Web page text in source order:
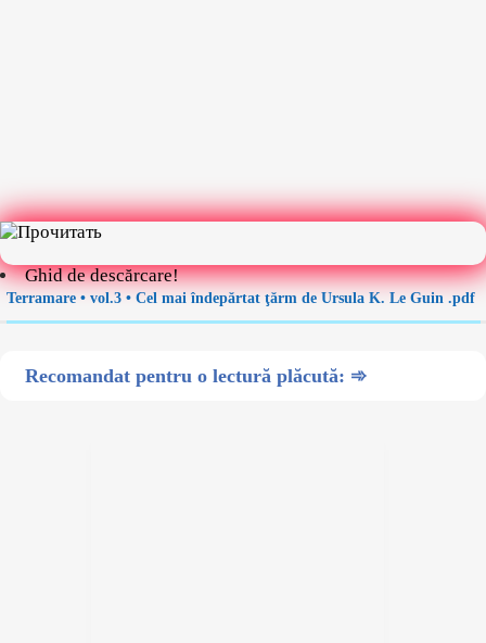
Ghid de descărcare!
Terramare • vol.3 • Cel mai îndepărtat ţărm de Ursula K. Le Guin .pdf
Recomandat pentru o lectură plăcută: ➾